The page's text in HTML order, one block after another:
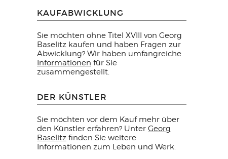
KAUFABWICKLUNG
Sie möchten ohne Titel XVIII von Georg
Baselitz kaufen und haben Fragen zur
Abwicklung? Wir haben umfangreiche
Informationen für Sie
zusammengestellt.
DER KÜNSTLER
Sie möchten vor dem Kauf mehr über
den Künstler erfahren? Unter Georg
Baselitz finden Sie weitere
Informationen zum Leben und Werk.